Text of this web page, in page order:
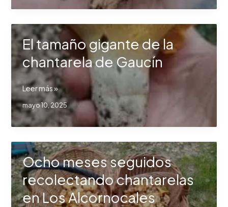
cabezas
en
Málaga
El tamaño gigante de la
chantarela de Gaucín
El
tamaño
gigante
de
chantarela
de
Gaucín
Leer más »
mayo 10, 2025
Ocho meses seguidos
recolectando chantarelas
en Los Alcornocales